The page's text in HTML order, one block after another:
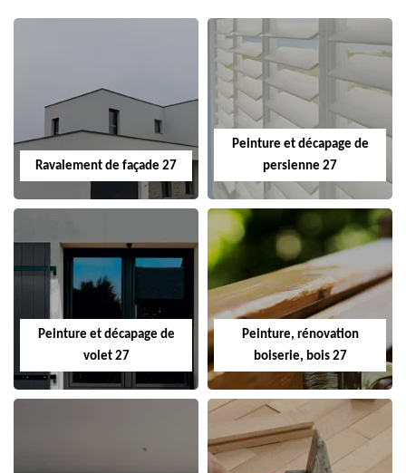
Ravalement de façade 27
Peinture et décapage de
persienne 27
Peinture et décapage de
volet 27
Peinture, rénovation
boiserie, bois 27